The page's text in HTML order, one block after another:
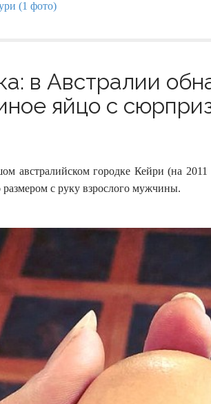
в Австралии
яйцо с
австралийском городке Кейри (на 2011
с руку взрослого мужчины.